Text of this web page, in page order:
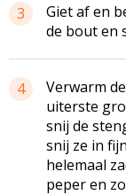
3
Giet af en
de bout en
4
Verwarm
uiterste
snij de
snij ze in
helemaal
peper en